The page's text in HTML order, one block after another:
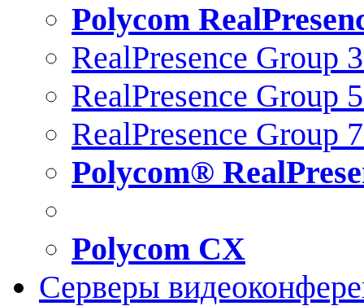
Polycom
RealPresence Group
RealPresence Group
RealPresence Group
Polycom®
Polycom CX
Серверы